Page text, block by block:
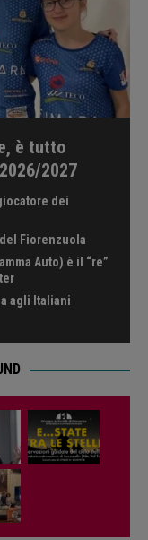
è tutto
2027
dei
Fiorenzuola
Auto) è il “re”
agli Italiani